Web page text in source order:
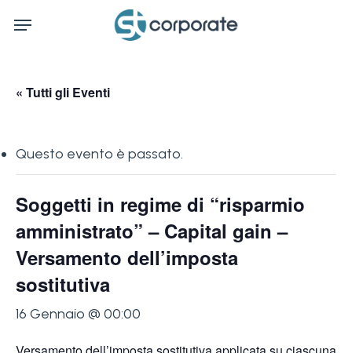
Menu
« Tutti gli Eventi
Questo evento è passato.
Soggetti in regime di “risparmio
amministrato” – Capital gain –
Versamento dell’imposta
sostitutiva
16 Gennaio @ 00:00